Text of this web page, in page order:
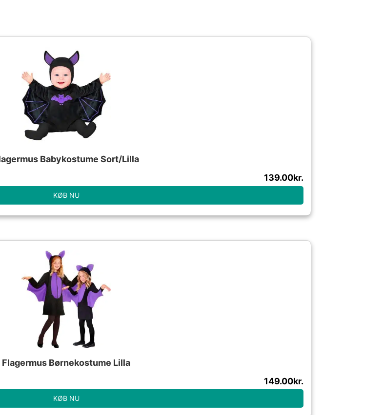
Babykostume Sort/Lilla
139.00kr.
KØB NU
Flagermus Børnekostume Lilla
149.00kr.
KØB NU